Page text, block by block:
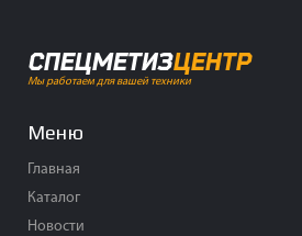
СПЕЦМЕТИЗЦЕНТР
Мы работаем для вашей техники
Меню
Главная
Каталог
Новости